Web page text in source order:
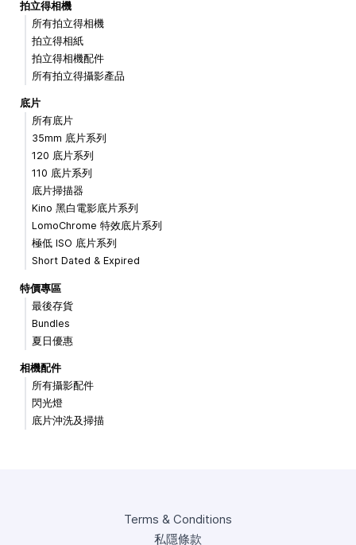
拍立得相機
所有拍立得相機
拍立得相紙
拍立得相機配件
所有拍立得攝影產品
底片
所有底片
35mm 底片系列
120 底片系列
110 底片系列
底片掃描器
Kino 黑白電影底片系列
LomoChrome 特效底片系列
極低 ISO 底片系列
Short Dated & Expired
特價專區
最後存貨
Bundles
夏日優惠
相機配件
所有攝影配件
閃光燈
底片沖洗及掃描
Terms & Conditions
私隱條款